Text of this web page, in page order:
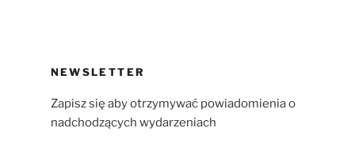
NEWSLETTER
Zapisz się aby otrzymywać powiadomienia o
nadchodzących wydarzeniach